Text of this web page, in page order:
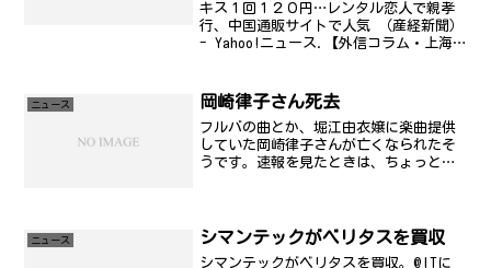
キス１回１２０円…レンタル恋人で親孝
行、中国通販サイトで人気 （産経新聞）
- Yahoo!ニュース.【外信コラム・上海
は１時間１５元。食事なら１時間８元で
いいけど、代金...
ニュース 岡崎律子さん死去
フルバの曲とか、堀江由衣嬢に楽曲提供
していた岡崎律子さんが亡くなられたそ
うです。速報を見たときは、ちょっと信
ニュース シマンテックがベリタスを買収
シマンテックがベリタスを買収。@ITに